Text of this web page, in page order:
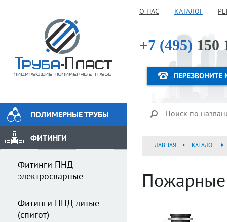
О НАС КАТАЛОГ
+7 (495) 150
ГЛАВНАЯ КАТАЛОГ
Пожарные
ПОЛИМЕРНЫЕ ТРУБЫ
ФИТИНГИ
Фитинги ПНД
электросварные
Фитинги ПНД литые
(спигот)